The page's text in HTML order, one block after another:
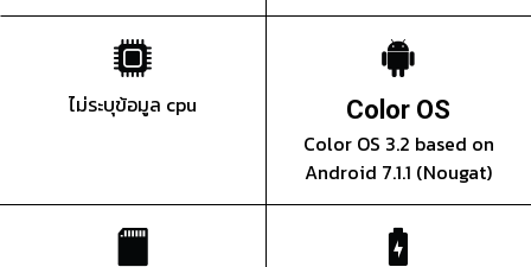
ไม่ระบุข้อมูล cpu Color OS
Color OS 3.2 based on
Android 7.1.1 (Nougat)